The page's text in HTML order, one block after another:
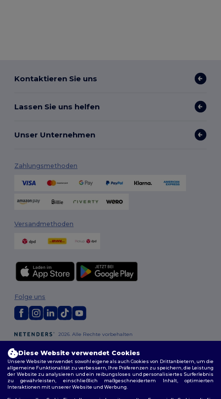
Kontaktieren Sie uns
Lassen Sie uns helfen
Unser Unternehmen
Zahlungsmethoden
Versandmethoden
2026. Alle Rechte vorbehalten
Datenschutzbestimmungen|Cookie-Richtlinie|
Folge uns
Berlin| Hamburg|München | Köln| Frankfurt | Essen| Dortmund|
Stuttgart| Düsseldorf| Bremen
Diese Website verwendet Cookies
Unsere Website verwendet sowohl eigene als auch Cookies von Drittanbietern, um die
allgemeine Funktionalität zu verbessern, Ihre Präferenzen zu speichern, die Leistung
der Website zu analysieren und ein reibungsloses und personalisiertes Surferlebnis
zu gewährleisten, einschließlich maßgeschneidertem Inhalt, optimierten
Interaktionen mit unserer Website und Werbung.